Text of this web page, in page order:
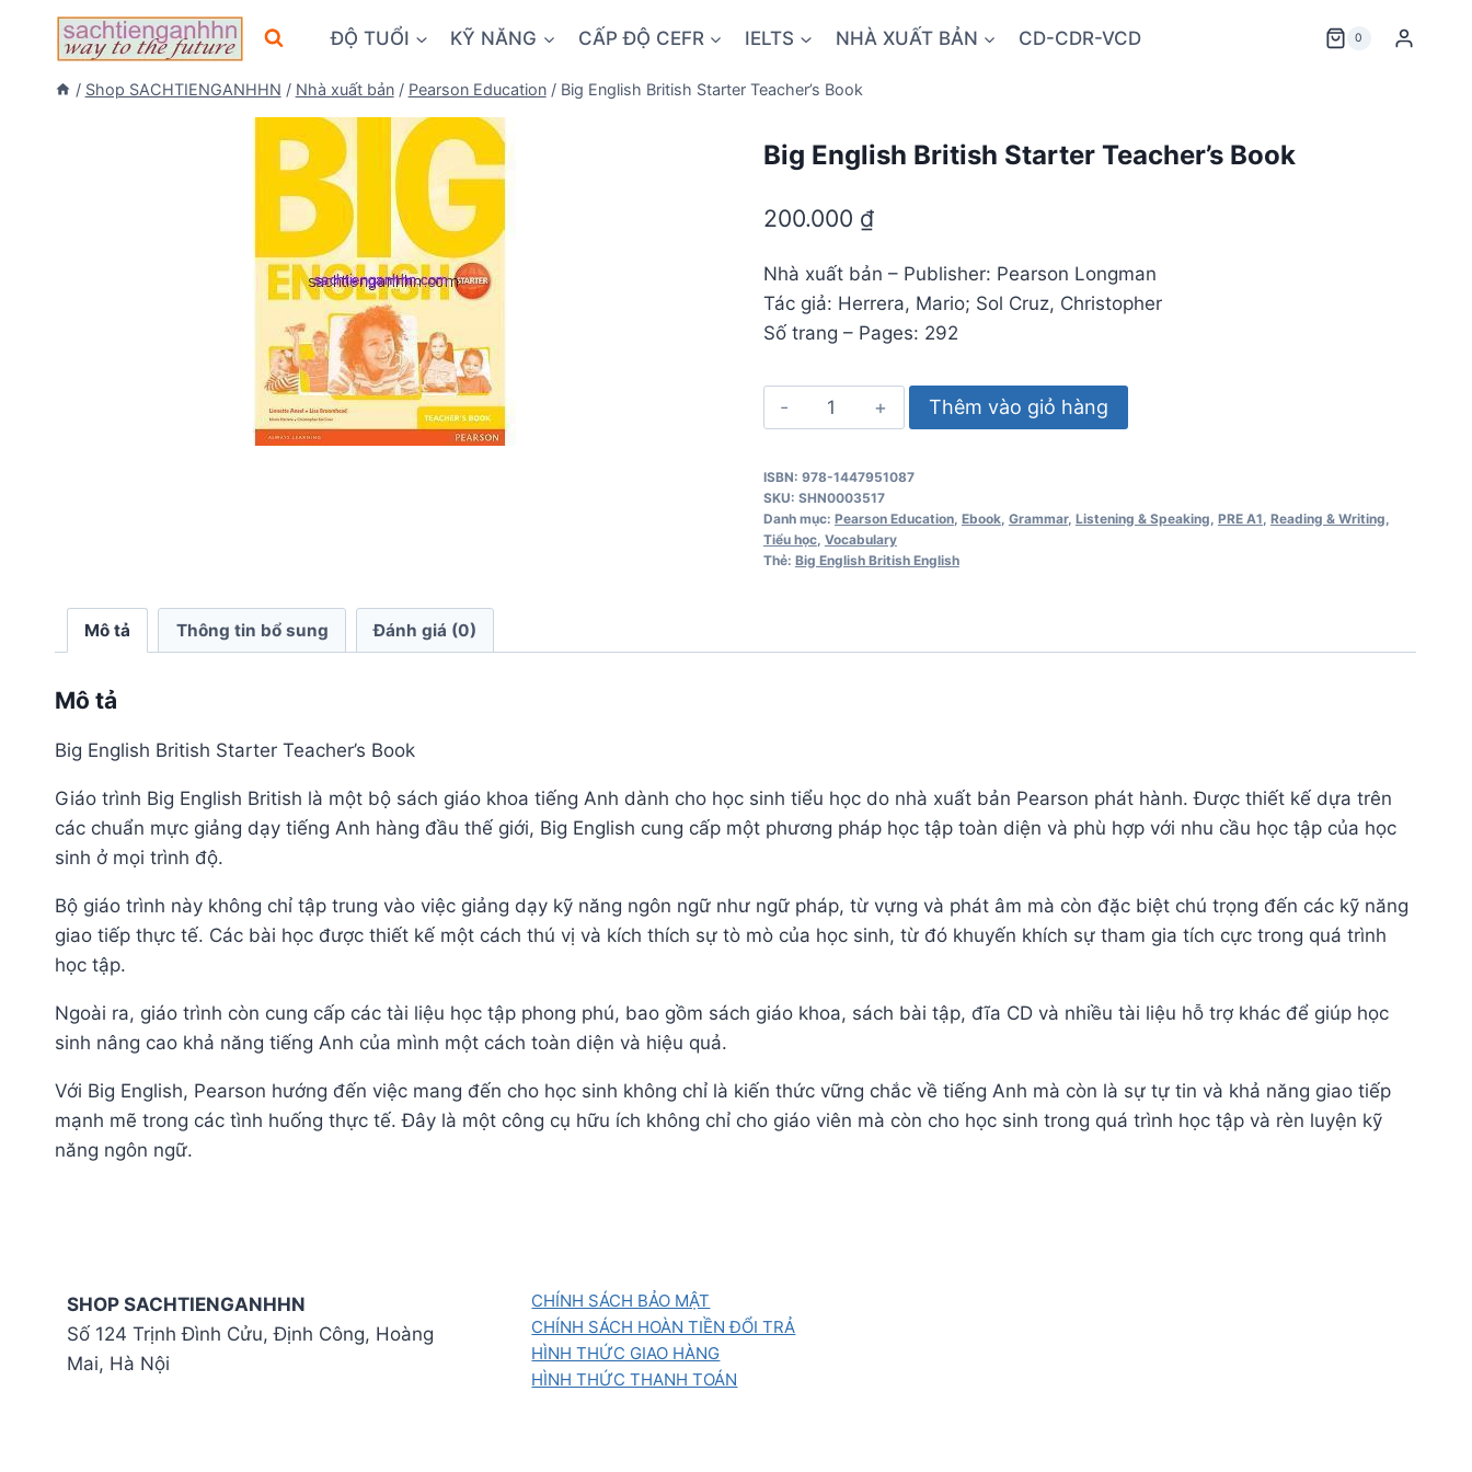
ĐỘ TUỔI KỸ NĂNG CẤP ĐỘ CEFR IELTS NHÀ XUẤT BẢN CD-CDR-VCD 0
/ Shop SACHTIENGANHHN / Nhà xuất bản / Pearson Education / Big English British Starter Teacher’s Book
Big English British Starter Teacher’s Book
200.000 ₫
Nhà xuất bản – Publisher: Pearson Longman
Tác giả: Herrera, Mario; Sol Cruz, Christopher
Số trang – Pages: 292
Big
English
Starter
Teacher's
Book
Thêm vào giỏ hàng
ISBN: 978-1447951087
SKU: SHN0003517
Danh mục: Pearson Education, Ebook, Grammar, Listening & Speaking PRE A1 Reading & Writing
Tiểu học, Vocabulary
Thẻ: Big English British English
Mô tả Thông tin bổ sung Đánh giá (0)
Mô tả
Big English British Starter Teacher’s Book
Giáo trình Big English British là một bộ sách giáo khoa tiếng Anh dành cho học sinh tiểu học do nhà xuất bản Pearson phát hành. Được thiết kế dựa trên
các chuẩn mực giảng dạy tiếng Anh hàng đầu thế giới, Big English cung cấp một phương pháp học tập toàn diện và phù hợp với nhu cầu học tập của học
sinh ở mọi trình độ.
Bộ giáo trình này không chỉ tập trung vào việc giảng dạy kỹ năng ngôn ngữ như ngữ pháp, từ vựng và phát âm mà còn đặc biệt chú trọng đến các kỹ năng
giao tiếp thực tế. Các bài học được thiết kế một cách thú vị và kích thích sự tò mò của học sinh, từ đó khuyến khích sự tham gia tích cực trong quá trình
học tập.
Ngoài ra, giáo trình còn cung cấp các tài liệu học tập phong phú, bao gồm sách giáo khoa, sách bài tập, đĩa CD và nhiều tài liệu hỗ trợ khác để giúp học
sinh nâng cao khả năng tiếng Anh của mình một cách toàn diện và hiệu quả.
Với Big English, Pearson hướng đến việc mang đến cho học sinh không chỉ là kiến thức vững chắc về tiếng Anh mà còn là sự tự tin và khả năng giao tiếp
mạnh mẽ trong các tình huống thực tế. Đây là một công cụ hữu ích không chỉ cho giáo viên mà còn cho học sinh trong quá trình học tập và rèn luyện kỹ
năng ngôn ngữ.
SHOP SACHTIENGANHHN
Số 124 Trịnh Đình Cửu, Định Công, Hoàng
Mai, Hà Nội
CHÍNH SÁCH BẢO MẬT
CHÍNH SÁCH HOÀN TIỀN ĐỔI TRẢ
HÌNH THỨC GIAO HÀNG
HÌNH THỨC THANH TOÁN